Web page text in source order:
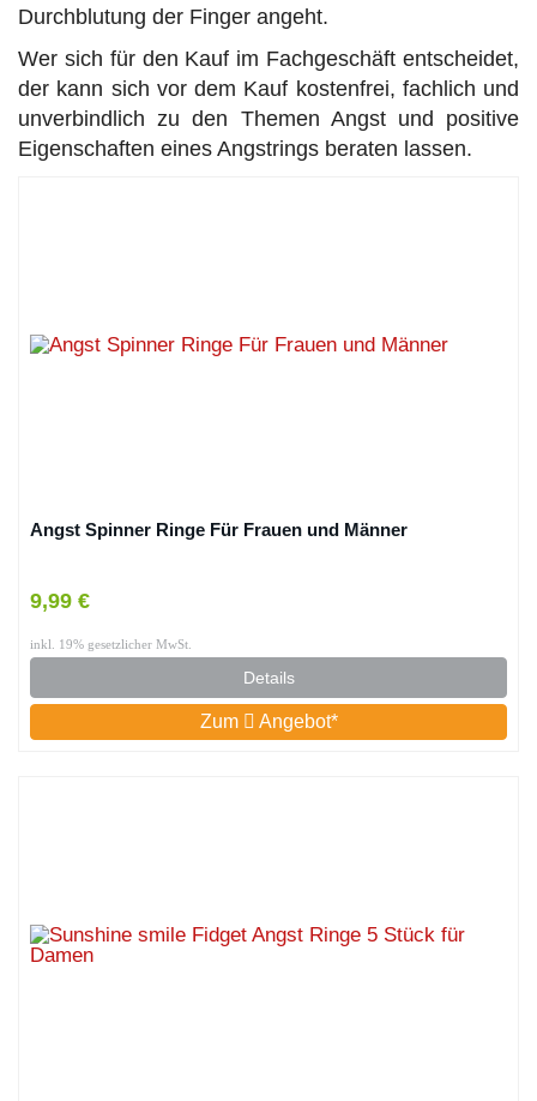
Durchblutung der Finger angeht.
Wer sich für den Kauf im Fachgeschäft entscheidet,
der kann sich vor dem Kauf kostenfrei, fachlich und
unverbindlich zu den Themen Angst und positive
Eigenschaften eines Angstrings beraten lassen.
Angst Spinner Ringe Für Frauen und Männer
9,99 €
inkl. 19% gesetzlicher MwSt.
Details
Zum Angebot*